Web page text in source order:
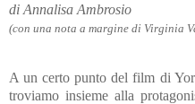
di Annalisa Ambrosio
(con una nota a margine di Virginia
A un certo punto del film di
troviamo insieme alla